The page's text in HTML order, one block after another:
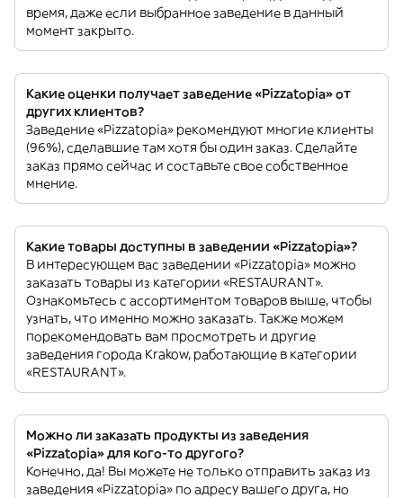
время, даже если выбранное заведение в данный
момент закрыто.
Какие оценки получает заведение «Pizzatopia» от
других клиентов?
Заведение «Pizzatopia» рекомендуют многие клиенты
(96%), сделавшие там хотя бы один заказ. Сделайте
заказ прямо сейчас и составьте свое собственное
мнение.
Какие товары доступны в заведении «Pizzatopia»?
В интересующем вас заведении «Pizzatopia» можно
заказать товары из категории «RESTAURANT».
Ознакомьтесь с ассортиментом товаров выше, чтобы
узнать, что именно можно заказать. Также можем
порекомендовать вам просмотреть и другие
заведения города Krakow, работающие в категории
«RESTAURANT».
Можно ли заказать продукты из заведения
«Pizzatopia» для кого-то другого?
Конечно, да! Вы можете не только отправить заказ из
заведения «Pizzatopia» по адресу вашего друга, но